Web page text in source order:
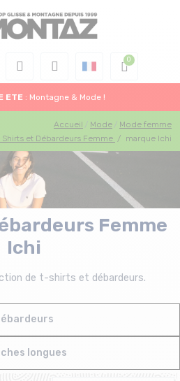
ETE : Montagne & Mode !
Accueil Mode
Mode femme
Shirts et Débardeurs Femme / marque Ichi
Femme
Ichi
de t-shirts et débardeurs.
longues